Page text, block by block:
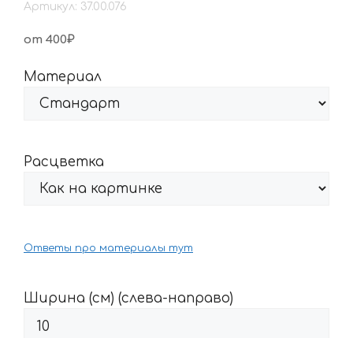
Артикул: 37.00.076
от 400₽
Материал
Расцветка
Ответы про материалы тут
Ширина (см) (слева-направо)